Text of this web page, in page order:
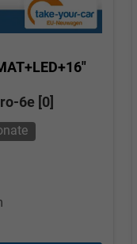
6e [0]